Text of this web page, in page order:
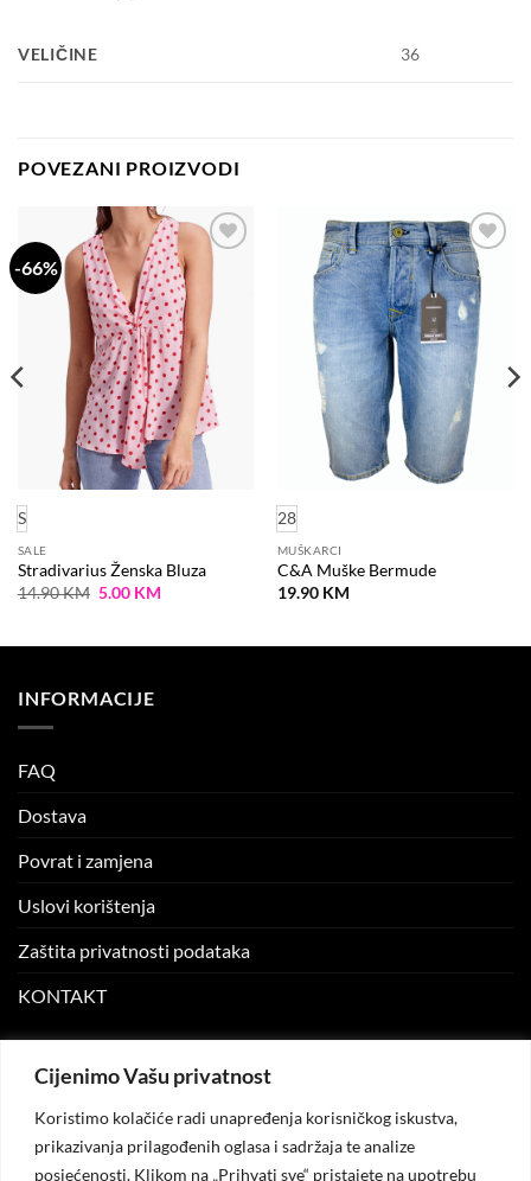
Cijenimo Vašu privatnost
Koristimo kolačiće radi unapređenja korisničkog iskustva,
prikazivanja prilagođenih oglasa i sadržaja te analize
posjećenosti. Klikom na „Prihvati sve“ pristajete na upotrebu
VELIČINE 36
POVEZANI PROIZVODI
-66%
želja
S
SALE
Stradivarius Ženska Bluza
14.90KM Original
5.00 KMCurrent
Dodaj
na
listu
želja
28
MUŠKARCI
C&A Muške Bermude
19.90 KM
INFORMACIJE
FAQ
Dostava
Povrat i zamjena
Uslovi korištenja
Zaštita privatnosti podataka
KONTAKT